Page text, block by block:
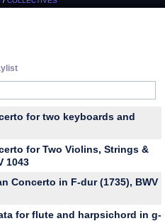
for two keyboards and
for Two Violins, Strings &
1043
Concerto in F-dur (1735), BWV
for flute and harpsichord in g-